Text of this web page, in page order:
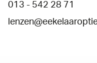
013 - 542 28 71